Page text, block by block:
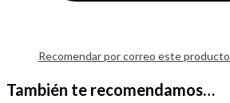
Recomendar por correo este producto
También te recomendamos…